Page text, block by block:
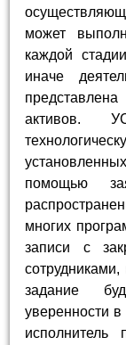
может
каждой
иначе
активов.
помощью
многих
записи с
задание
уверенности
исполнитель